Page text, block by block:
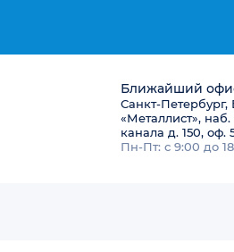
Ближайший
Санкт-Петербург,
«Металлист»,
канала д. 150, оф.
Пн-Пт: с 9:00 до